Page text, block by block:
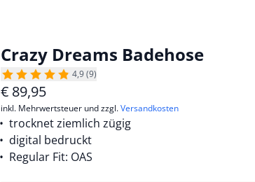
Crazy Dreams Badehose
4,9 (9)
€ 89,95
inkl. Mehrwertsteuer und zzgl.Versandkosten
trocknet ziemlich zügig
digital bedruckt
Regular Fit: OAS